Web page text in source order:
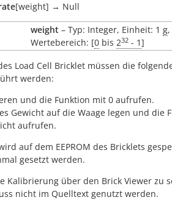
[weight] → Null
weight – Typ: Integer, Einheit: 1 g,
Wertebereich: [0 bis 232 - 1]
Load Cell Bricklet müssen die
werden:
und die Funktion mit 0 aufrufen.
Gewicht auf die Waage legen und die
aufrufen.
auf dem EEPROM des Bricklets
gesetzt werden.
Kalibrierung über den Brick Viewer zu
nicht im Quelltext genutzt werden.